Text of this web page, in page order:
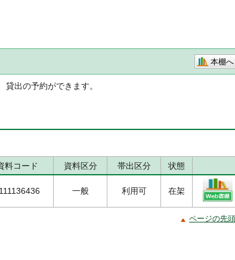
本棚へ
出の予約ができます。
料コード 資料区分 帯出区分 状態
一般 利用可 在架
ページの先